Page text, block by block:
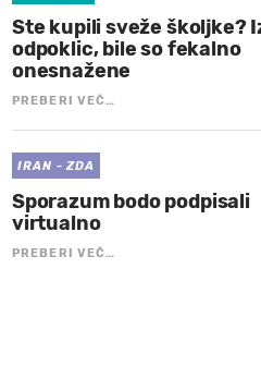
Ste kupili sveže školjke?
odpoklic, bile so fekalno
onesnažene
PREBERI VEČ…
IRAN - ZDA
Sporazum bodo podpisali
virtualno
PREBERI VEČ…